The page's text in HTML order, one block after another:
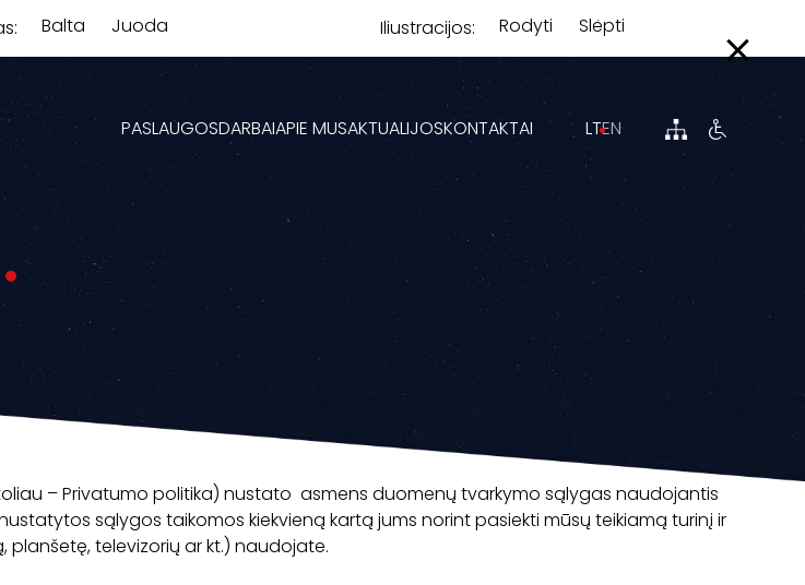
Balta Juoda Iliustracijos: Rodyti Slėpti
PASLAUGOSDARBAIAPIE MUSAKTUALIJOSKONTAKTAI LTEN
– Privatumo politika) nustato asmens duomenų tvarkymo sąlygas naudojantis
sąlygos taikomos kiekvieną kartą jums norint pasiekti mūsų teikiamą turinį ir
televizorių ar kt.) naudojate.